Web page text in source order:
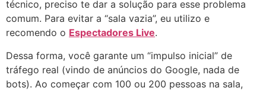
técnico, preciso te dar a solução para esse problema
comum. Para evitar a “sala vazia”, eu utilizo e
recomendo o Espectadores Live.
Dessa forma, você garante um “impulso inicial” de
tráfego real (vindo de anúncios do Google, nada de
bots). Ao começar com 100 ou 200 pessoas na sala,